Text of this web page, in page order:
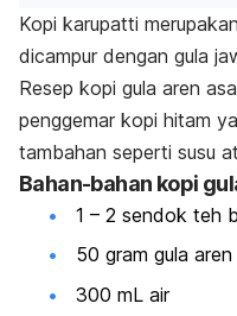
Kopi karupatti
dicampur dengan gula
Resep kopi gula aren
penggemar kopi hitam
tambahan seperti susu
Bahan-bahan kopi
1 – 2 sendok teh
50 gram gula aren
300 mL air